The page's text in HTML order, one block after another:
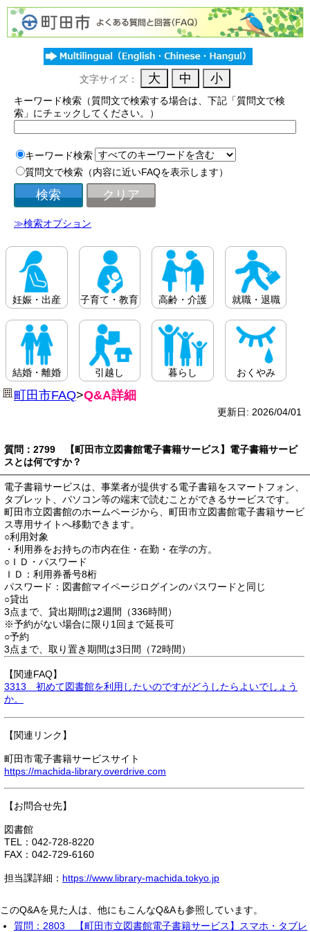
文字サイズ：
キーワード検索（質問文で検索する場合は、下記「質問文で検
索」にチェックしてください。）
キーワード検索
質問文で検索（内容に近いFAQを表示します）
≫検索オプション
妊娠・出産 子育て・教育 高齢・介護 就職・退職
結婚・離婚 引越し 暮らし おくやみ
町田市FAQ>Q&A詳細
更新日: 2026/04/01
質問：2799 【町田市立図書館電子書籍サービス】電子書籍サービ
スとは何ですか？
電子書籍サービスは、事業者が提供する電子書籍をスマートフォン、
タブレット、パソコン等の端末で読むことができるサービスです。
町田市立図書館のホームページから、町田市立図書館電子書籍サービ
ス専用サイトへ移動できます。
○利用対象
・利用券をお持ちの市内在住・在勤・在学の方。
○ＩＤ・パスワード
ＩＤ：利用券番号8桁
パスワード：図書館マイページログインのパスワードと同じ
○貸出
3点まで、貸出期間は2週間（336時間）
※予約がない場合に限り1回まで延長可
○予約
3点まで、取り置き期間は3日間（72時間）
【関連FAQ】
3313 初めて図書館を利用したいのですがどうしたらよいでしょう
か。
【関連リンク】
町田市電子書籍サービスサイト
https://machida-library.overdrive.com
【お問合せ先】
図書館
TEL：042-728-8220
FAX：042-729-6160
担当課詳細： https://www.library-machida.tokyo.jp
このQ&Aを見た人は、他にもこんなQ&Aも参照しています。
質問：2803 【町田市立図書館電子書籍サービス】スマホ・タブレ